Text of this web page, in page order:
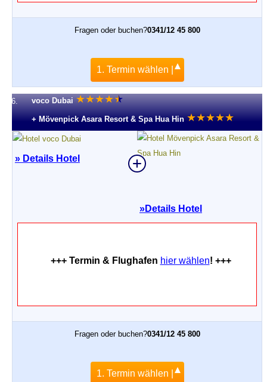
Fragen oder buchen?0341/12 45 800
1. Termin wählen |
6. voco Dubai ★★★★★
★
+ Mövenpick Asara Resort & Spa Hua Hin ★★★★★
» Details Hotel
»Details Hotel
+++ Termin & Flughafen hier wählen! +++
Fragen oder buchen?0341/12 45 800
1. Termin wählen |